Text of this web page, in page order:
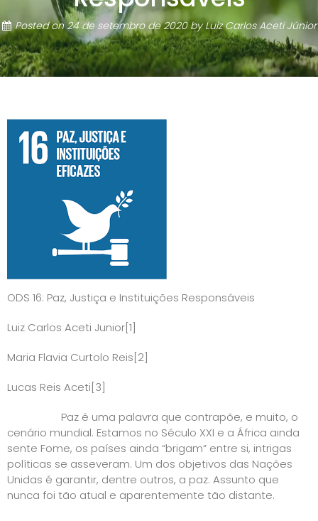
Posted on24 de setembro de 2020byLuiz Carlos Aceti Júnior
ODS 16: Paz, Justiça e Instituições Responsáveis
Luiz Carlos Aceti Junior[1]
Maria Flavia Curtolo Reis[2]
Lucas Reis Aceti[3]
Paz é uma palavra que contrapõe, e muito, o
cenário mundial. Estamos no Século XXI e a África ainda
sente Fome, os países ainda “brigam” entre si, intrigas
políticas se asseveram. Um dos objetivos das Nações
Unidas é garantir, dentre outros, a paz. Assunto que
nunca foi tão atual e aparentemente tão distante.